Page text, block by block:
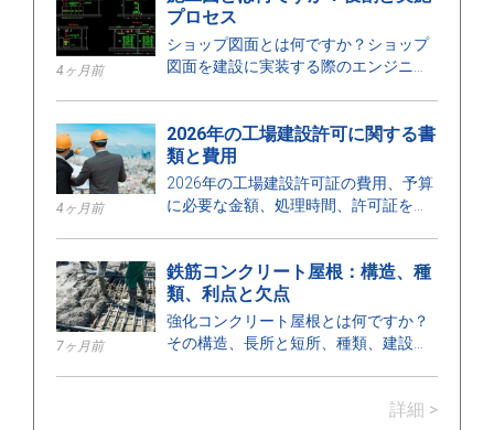
4ヶ月前
プロセス
ショップ図面とは何ですか？ショップ
図面を建設に実装する際のエンジニア
4ヶ月前
2026年の工場建設許可に関する書
類と費用
2026年の工場建設許可証の費用、予算
に必要な金額、処理時間、許可証を発
7ヶ月前
鉄筋コンクリート屋根：構造、種
類、利点と欠点
強化コンクリート屋根とは何ですか？
その構造、長所と短所、種類、建設に
詳細 >